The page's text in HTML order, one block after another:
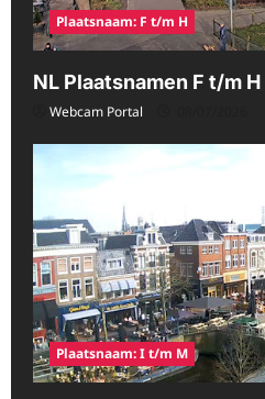
Plaatsnaam: F t/m H
NL Plaatsnamen F t/m H
Webcam Portal
Plaatsnaam: I t/m M